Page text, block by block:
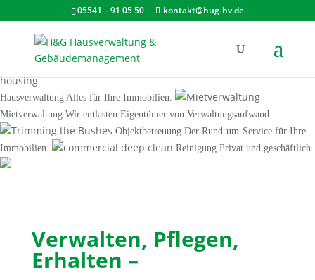
05541 – 91 05 50 kontakt@hug-hv.de
Hausverwaltung Alles für Ihre Immobilien.
Mietverwaltung Wir entlasten Eigentümer von Verwaltungsaufwand.
Objektbetreuung Der Rund-um-Service für Ihre
Immobilien.
Reinigung Privat und geschäftlich.
Verwalten, Pflegen,
Erhalten –